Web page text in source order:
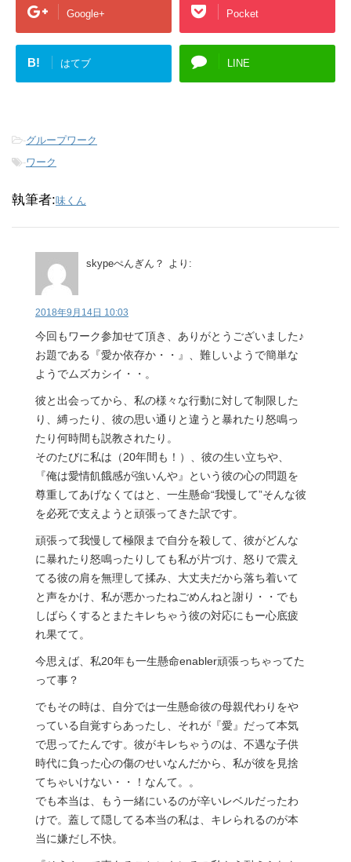
Google+ Pocket
B! はてブ LINE
-グループワーク
-ワーク
執筆者:味くん
skypeぺんぎん？ より:
2018年9月14日 10:03
今回もワーク参加せて頂き、ありがとうございました♪
お題である『愛か依存か・・』、難しいようで簡単な
ようでムズカシイ・・。
彼と出会ってから、私の様々な行動に対して制限した
り、縛ったり、彼の思い通りと違うと暴れたり怒鳴っ
たり何時間も説教されたり。
そのたびに私は（20年間も！）、彼の生い立ちや、
『俺は愛情飢餓感が強いんや』という彼の心の問題を
尊重してあげなくてはと、一生懸命“我慢して”そんな彼
を必死で支えようと頑張ってきた訳です。
頑張って我慢して極限まで自分を殺して、彼がどんな
に暴れたり怒鳴ったりしても私が片づけ、怒りで震え
てる彼の肩を無理して揉み、大丈夫だから落ち着いて
と声をかけ、私が悪かったねごめんねと謝り・・でも
しばらくするとまたキレちゃう彼の対応にもー心底疲
れ果てて。
今思えば、私20年も一生懸命enabler頑張っちゃってた
って事？
でもその時は、自分では一生懸命彼の母親代わりをや
っている自覚すらあったし、それが『愛』だって本気
で思ってたんです。彼がキレちゃうのは、不遇な子供
時代に負った心の傷のせいなんだから、私が彼を見捨
てちゃいけない・・！なんて。。
でも本当は、もう一緒にいるのが辛いレベルだったわ
けで。蓋して隠してる本当の私は、キレられるのが本
当に嫌だし不快。